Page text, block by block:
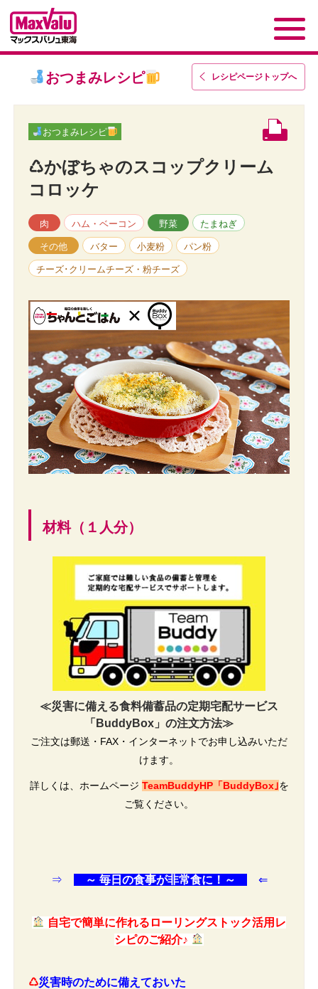
レシピページトップへ
おつまみレシピ
おつまみレシピ
♺かぼちゃのスコップクリーム
コロッケ
肉 ハム・ベーコン 野菜 たまねぎ
その他 バター 小麦粉 パン粉
チーズ･クリームチーズ・粉チーズ
材料（１人分）
≪災害に備える食料備蓄品の定期宅配サービス
「BuddyBox」の注文方法≫
ご注文は郵送・FAX・インターネットでお申し込みいただ
けます。
詳しくは、ホームページ TeamBuddyHP「BuddyBox｣を
ご覧ください。
⇒ ～ 毎日の食事が非常食に！～ ⇐
自宅で簡単に作れるローリングストック活用レ
シピのご紹介♪
♺災害時のために備えておいた